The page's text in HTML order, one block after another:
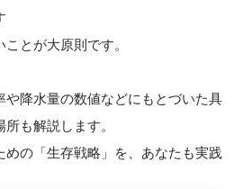
とが大原則です。
や降水量の数値などにもとづいた具
も解説します。
めの「生存戦略」を、あなたも実践